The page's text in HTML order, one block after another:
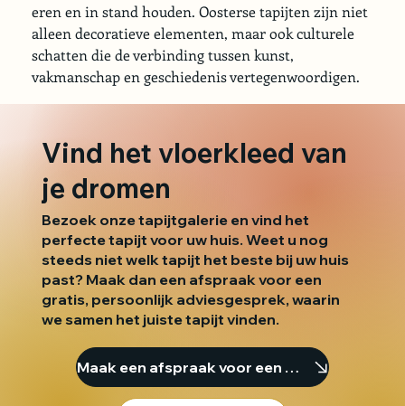
eren en in stand houden. Oosterse tapijten zijn niet
alleen decoratieve elementen, maar ook culturele
schatten die de verbinding tussen kunst,
vakmanschap en geschiedenis vertegenwoordigen.
Vind het vloerkleed van
je dromen
Bezoek onze tapijtgalerie en vind het
perfecte tapijt voor uw huis. Weet u nog
steeds niet welk tapijt het beste bij uw huis
past? Maak dan een afspraak voor een
gratis, persoonlijk adviesgesprek, waarin
we samen het juiste tapijt vinden.
Maak een afspraak voor een consult.